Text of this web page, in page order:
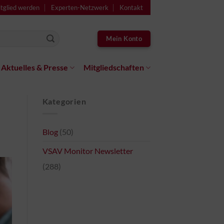
werden Experten-Netzwerk Kontakt
Mein Konto
Aktuelles & Presse Mitgliedschaften
Kategorien
Blog(50)
VSAV Monitor Newsletter
(288)